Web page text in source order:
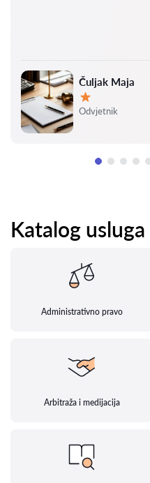
Čuljak Maja
Ocjena:
Odvjetnik
Katalog usluga
Administrativno pravo
Arbitraža i medijacija